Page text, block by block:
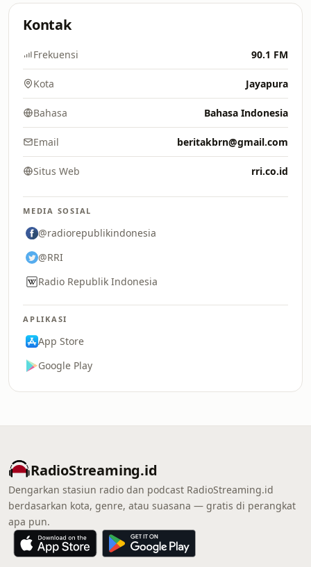
Kontak
Frekuensi 90.1 FM
Kota Jayapura
Bahasa Bahasa Indonesia
Email beritakbrn@gmail.com
Situs Web rri.co.id
MEDIA SOSIAL
@radiorepublikindonesia
@RRI
Radio Republik Indonesia
APLIKASI
App Store
Google Play
RadioStreaming.id
Dengarkan stasiun radio dan podcast RadioStreaming.id
berdasarkan kota, genre, atau suasana — gratis di perangkat
apa pun.